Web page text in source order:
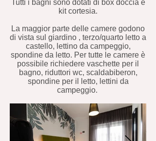
Tutti i bagni sono dotati di box doccia e
kit cortesia.
La maggior parte delle camere godono
di vista sul giardino , terzo/quarto letto a
castello, lettino da campeggio,
spondine da letto. Per tutte le camere è
possibile richiedere vaschette per il
bagno, riduttori wc, scaldabiberon,
spondine per il letto, lettini da
campeggio.